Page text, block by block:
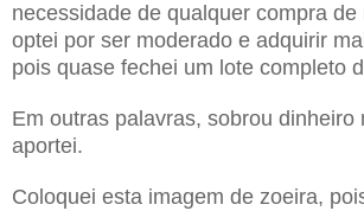
necessidade de qualquer compra de
optei por ser moderado e adquirir
pois quase fechei um lote completo
Em outras palavras, sobrou dinheiro
aportei.
Coloquei esta imagem de zoeira,